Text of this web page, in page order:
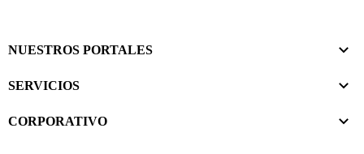
NUESTROS PORTALES
SERVICIOS
CORPORATIVO